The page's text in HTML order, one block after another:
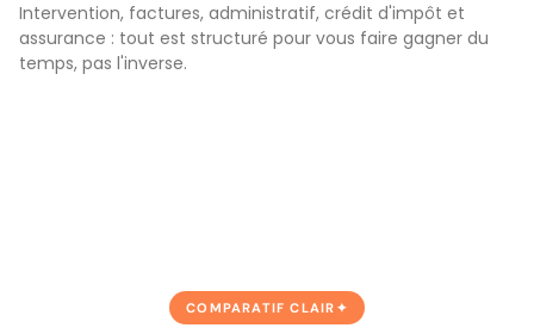
Intervention, factures, administratif, crédit d'impôt et
assurance : tout est structuré pour vous faire gagner du
temps, pas l'inverse.
COMPARATIF CLAIR